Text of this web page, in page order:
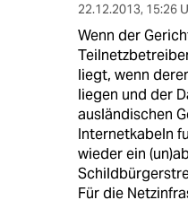
22.12.2013, 15:26
Wenn der
liegt, wenn
liegen und der
ausländischen
Internetkabeln
wieder ein
Für die